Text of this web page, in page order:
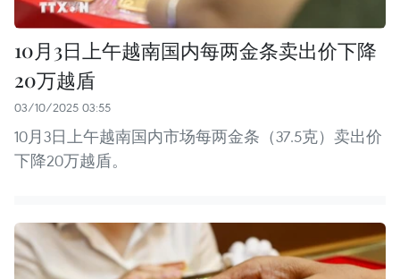
10月3日上午越南国内每两金条卖出价下降
20万越盾
03/10/2025 03:55
10月3日上午越南国内市场每两金条（37.5克）卖出价
下降20万越盾。